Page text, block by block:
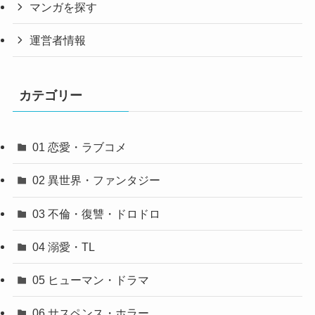
マンガを探す
運営者情報
カテゴリー
01 恋愛・ラブコメ
02 異世界・ファンタジー
03 不倫・復讐・ドロドロ
04 溺愛・TL
05 ヒューマン・ドラマ